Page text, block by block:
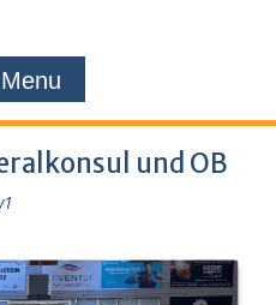
Menu
und OB